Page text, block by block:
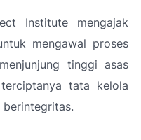
Institute mengajak
mengawal proses
tinggi asas
tata kelola
berintegritas.